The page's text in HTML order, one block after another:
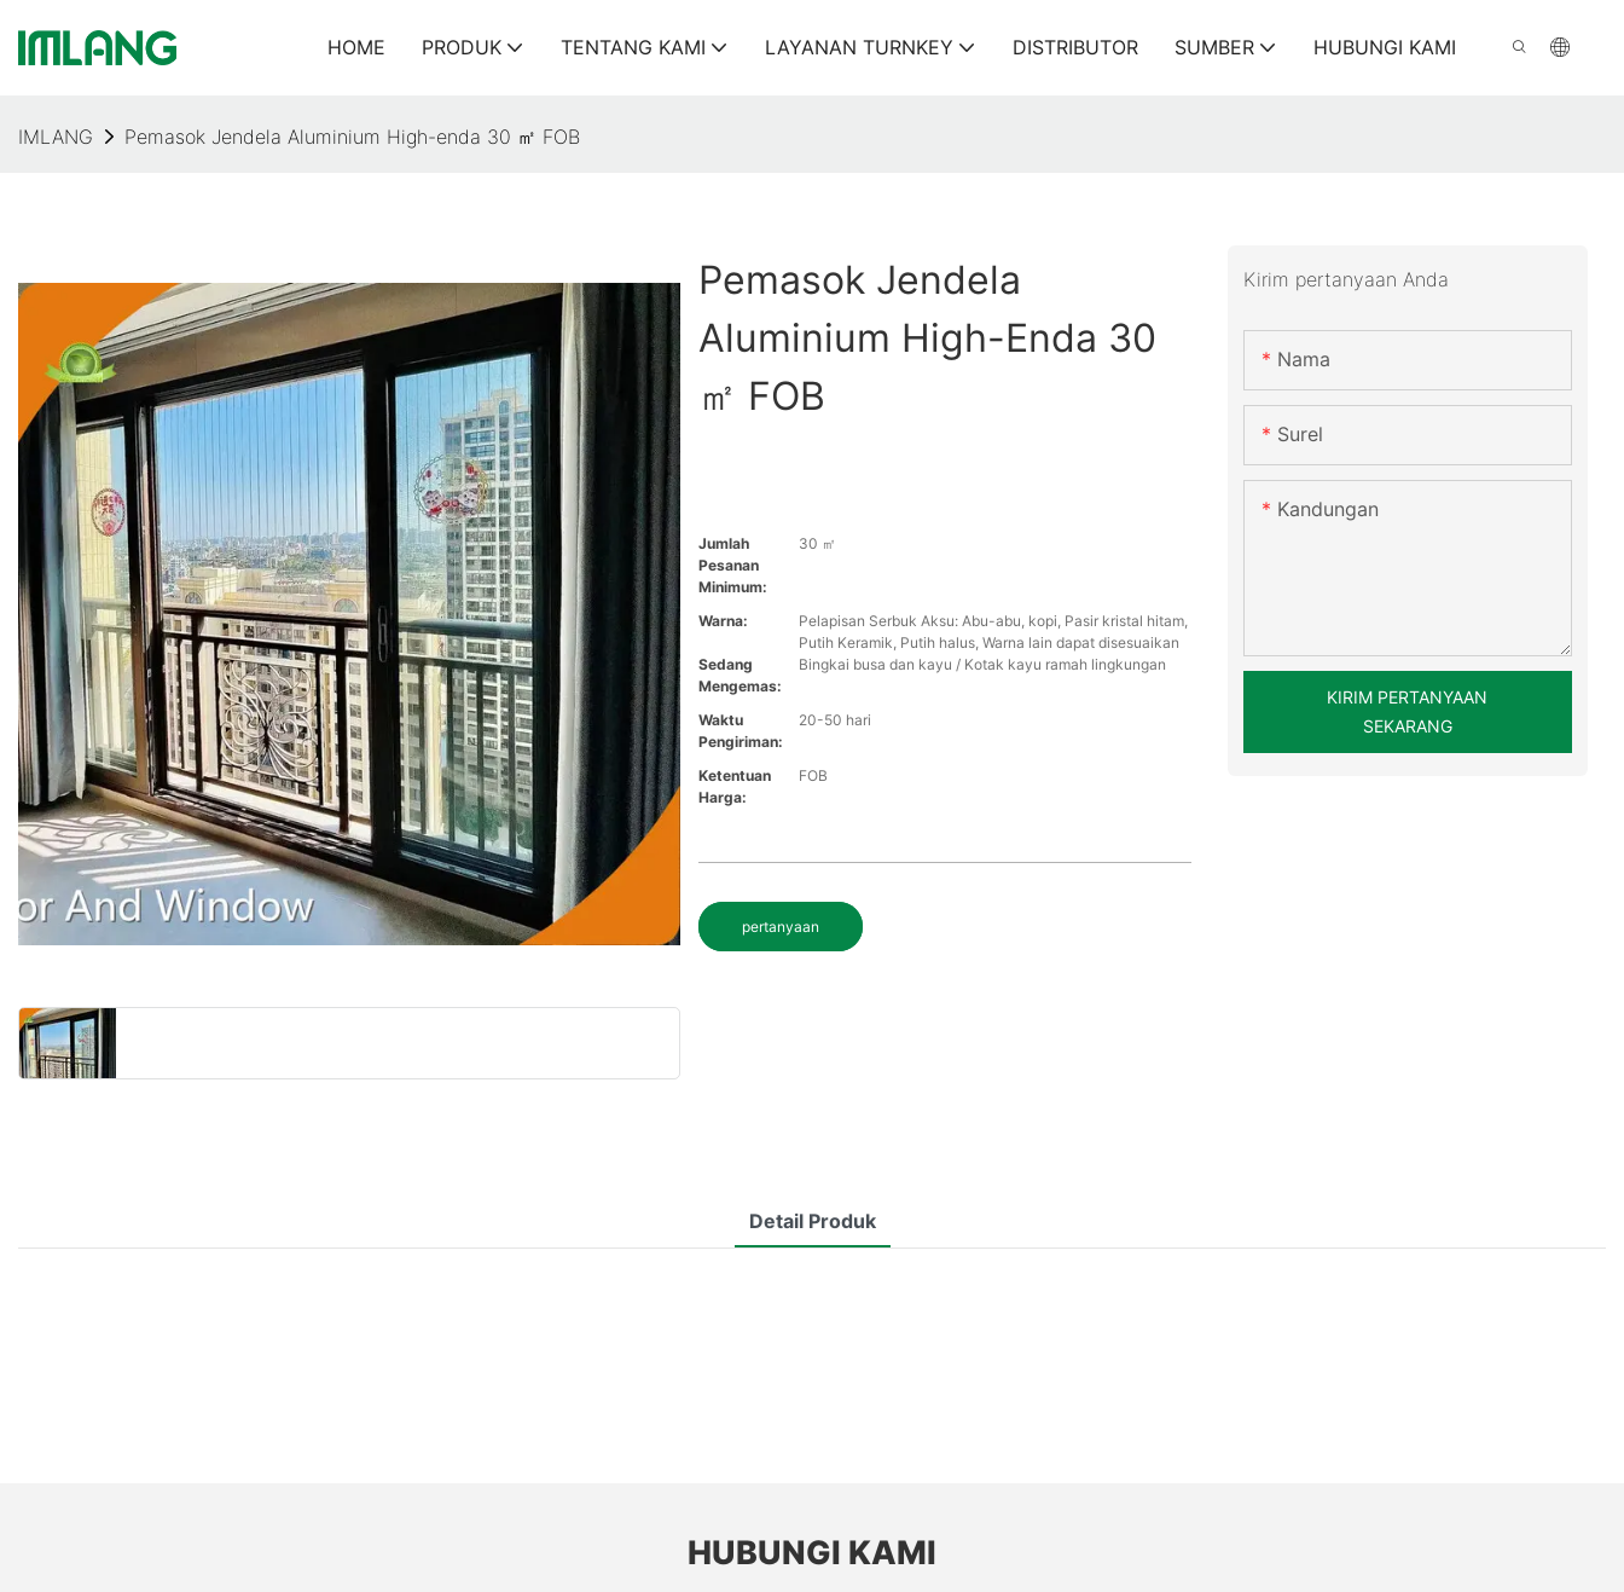
HOME PRODUK TENTANG KAMI LAYANAN TURNKEY DISTRIBUTOR SUMBER HUBUNGI KAMI
IMLANG Pemasok Jendela Aluminium High-enda 30 ㎡ FOB
Pemasok Jendela
Aluminium High-Enda 30
㎡ FOB
Jumlah
Pesanan
Minimum:
30 ㎡
Warna:
Pelapisan Serbuk Aksu: Abu-abu, kopi, Pasir kristal hitam,
Putih Keramik, Putih halus, Warna lain dapat disesuaikan
Sedang
Mengemas:
Bingkai busa dan kayu / Kotak kayu ramah lingkungan
Waktu
Pengiriman:
20-50 hari
Ketentuan
Harga:
FOB
pertanyaan
Kirim pertanyaan Anda
Nama
Surel
Kandungan
KIRIM PERTANYAAN
SEKARANG
Detail Produk
HUBUNGI KAMI